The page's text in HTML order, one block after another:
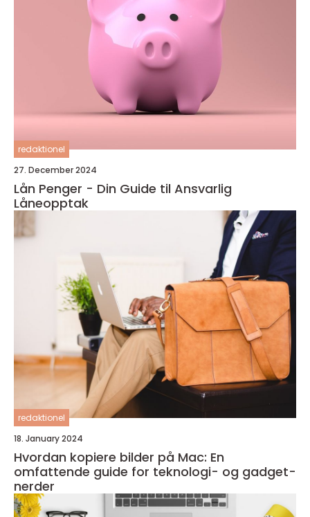
redaktionel
27. December 2024
Lån Penger - Din Guide til Ansvarlig
Låneopptak
redaktionel
18. January 2024
Hvordan kopiere bilder på Mac: En
omfattende guide for teknologi- og gadget-
nerder